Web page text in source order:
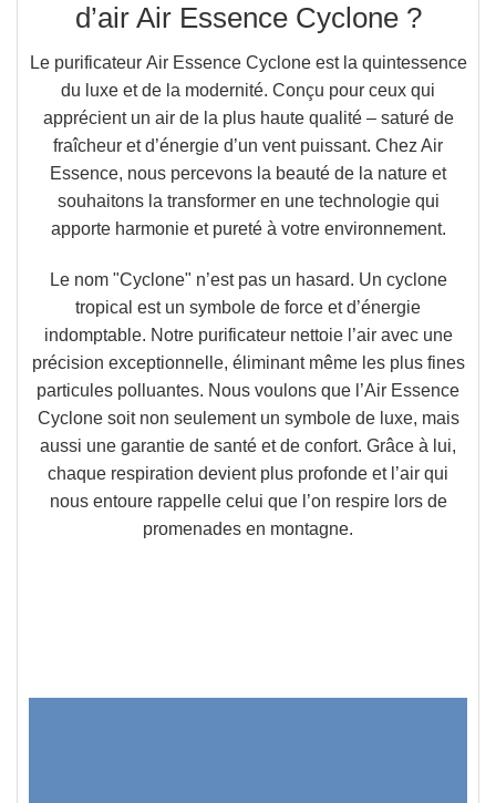
d’air Air Essence Cyclone ?
Le purificateur Air Essence Cycloneest la quintessence
du luxe et de la modernité. Conçu pour ceux qui
apprécient un air de la plus haute qualité– saturé de
fraîcheur et d’énergie d’un vent puissant. Chez Air
Essence, nous percevons la beauté de la nature et
souhaitons la transformer en une technologie qui
apporte harmonie et pureté à votre environnement.
Le nom "Cyclone" n’est pas un hasard. Un cyclone
tropical est un symbole de force et d’énergie
indomptable. Notre purificateur nettoie l’air avec une
précision exceptionnelle, éliminant même les plus fines
particules polluantes. Nous voulons que l’Air Essence
Cyclone soit non seulement un symbole de luxe, mais
aussi une garantie de santé et de confort. Grâce à lui,
chaque respiration devient plus profonde et l’air qui
nous entoure rappelle celui que l’on respire lors de
promenades en montagne.